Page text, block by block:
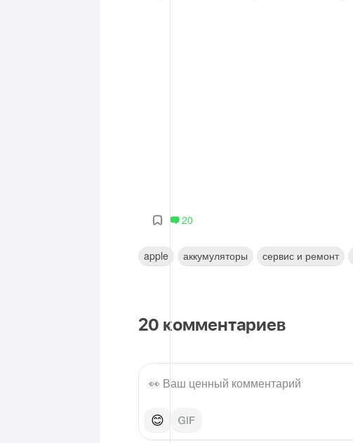
20
apple аккумуляторы сервис и ремонт
20 комментариев
😊